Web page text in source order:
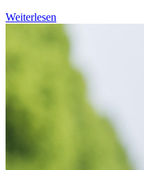
Weiterlesen